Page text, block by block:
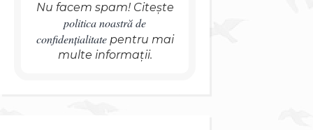
Nu facem spam! Citește
politica noastră de
confidențialitatepentru mai
multe informații.